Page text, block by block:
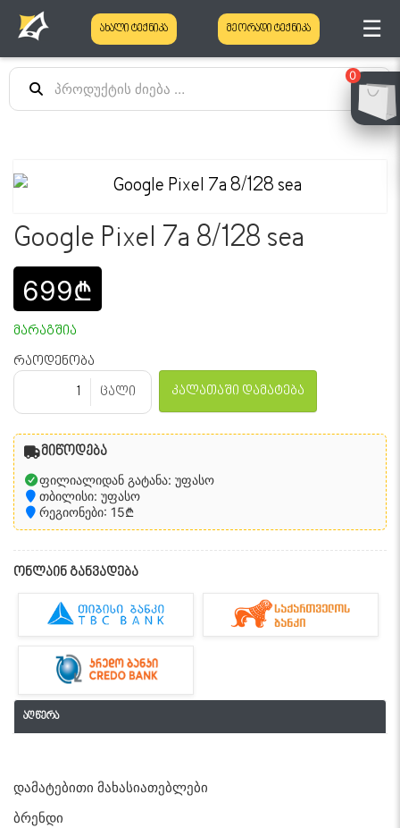
0
ახალი ტექნიკა მეორადი ტექნიკა ☰
Google Pixel 7a 8/128 sea
699₾
მარაგშია
რაოდენობა
ცალი
კალათაში დამატება
მიწოდება
ფილიალიდან გატანა: უფასო
თბილისი: უფასო
რეგიონები: 15₾
ონლაინ განვადება
აღწერა
დამატებითი მახასიათებლები
ბრენდი